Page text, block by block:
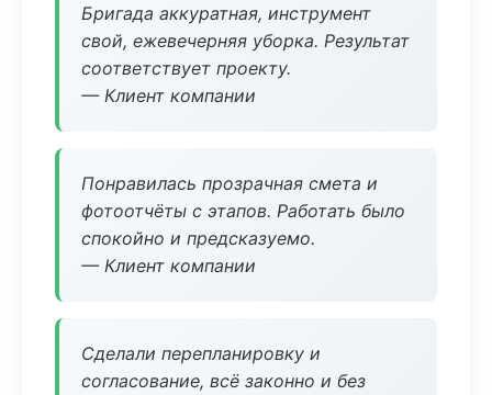
Бригада аккуратная, инструмент
свой, ежевечерняя уборка. Результат
соответствует проекту.
— Клиент компании
Понравилась прозрачная смета и
фотоотчёты с этапов. Работать было
спокойно и предсказуемо.
— Клиент компании
Сделали перепланировку и
согласование, всё законно и без